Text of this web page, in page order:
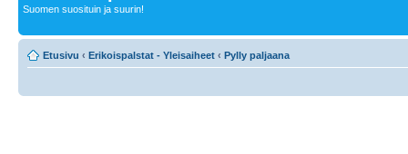
Suomen suosituin ja suurin!
Etusivu ‹ Erikoispalstat - Yleisaiheet ‹ Pylly paljaana